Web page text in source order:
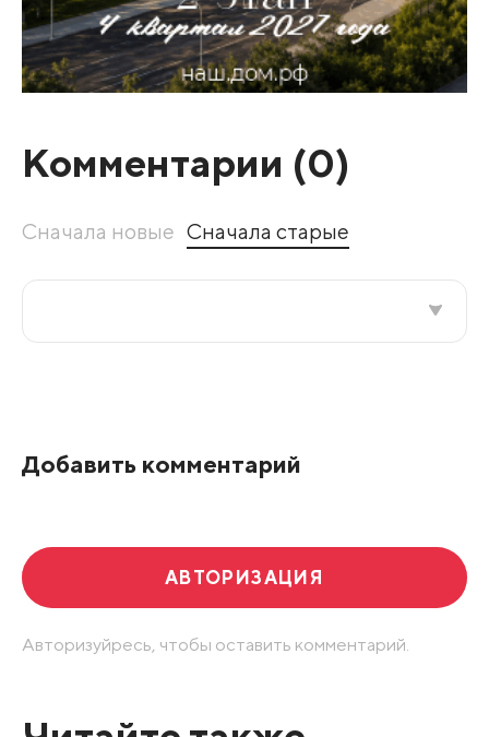
Комментарии (0)
Сначала новые Сначала старые
Добавить комментарий
АВТОРИЗАЦИЯ
Авторизуйресь, чтобы оставить комментарий.